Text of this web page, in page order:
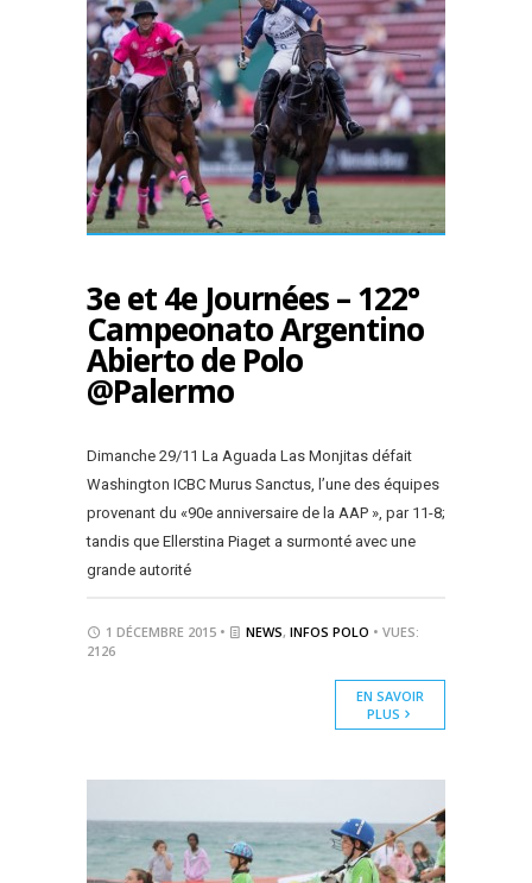
3e et 4e Journées – 122°
Campeonato Argentino
Abierto de Polo
@Palermo
Dimanche 29/11 La Aguada Las Monjitas défait
Washington ICBC Murus Sanctus, l’une des équipes
provenant du «90e anniversaire de la AAP », par 11-8;
tandis que Ellerstina Piaget a surmonté avec une
grande autorité
1 DÉCEMBRE 2015 • NEWS, INFOS POLO • VUES:
2126
EN SAVOIR
PLUS